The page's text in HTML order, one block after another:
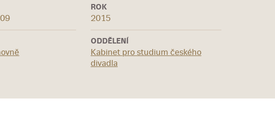
ROK
2015
ODDĚLENÍ
Kabinet pro studium českého
divadla